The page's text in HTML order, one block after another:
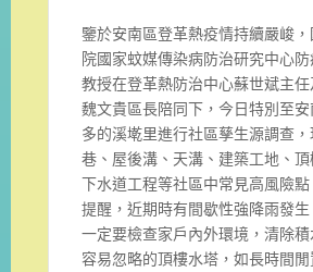
鑒於安南區登革熱疫情持續嚴峻
院國家蚊媒傳染病防治研究中心
教授在登革熱防治中心蘇世斌主
魏文貴區長陪同下，今日特別至
多的溪墘里進行社區孳生源調查
巷、屋後溝、天溝、建築工地、
下水道工程等社區中常見高風險
提醒，近期時有間歇性強降雨發
一定要檢查家戶內外環境，清除
容易忽略的頂樓水塔，如長時間